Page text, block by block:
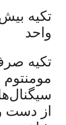
تکیه
واحد
تکیه
مومنتوم
از دست